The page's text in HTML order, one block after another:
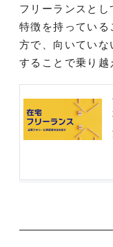
フリーランスと
特徴を持ってい
方で、向いてい
することで乗り越